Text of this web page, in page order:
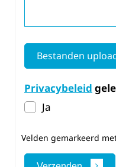
Bestanden
Privacybeleid
Ja
Velden gemarkeerd